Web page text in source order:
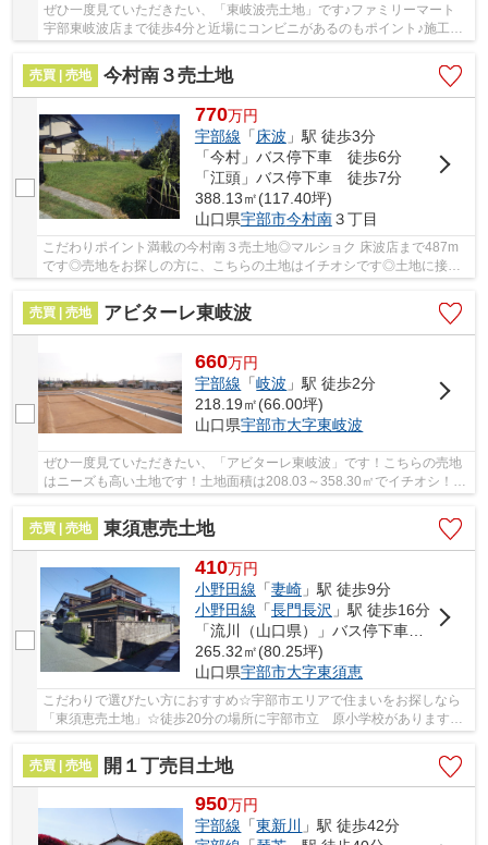
ぜひ一度見ていただきたい、「東岐波売土地」です♪ファミリーマート
宇部東岐波店まで徒歩4分と近場にコンビニがあるのもポイント♪施工業
売買 | 売地
今村南３売土地
770万円
宇部線 「 床波 」駅 徒歩3分
「今村」バス停下車 徒歩6分
「江頭」バス停下車 徒歩7分
388.13㎡(117.40坪)
山口県宇部市今村南３丁目
こだわりポイント満載の今村南３売土地◎マルショク 床波店まで487m
です◎売地をお探しの方に、こちらの土地はイチオシです◎土地に接す
売買 | 売地
アビターレ東岐波
660万円
宇部線 「岐波 」駅 徒歩2分
218.19㎡(66.00坪)
山口県宇部市大字東岐波
ぜひ一度見ていただきたい、「アビターレ東岐波」です！こちらの売地
はニーズも高い土地です！土地面積は208.03～358.30㎡でイチオシ！前
売買 | 売地
東須恵売土地
410万円
小野田線 「妻崎」駅 徒歩9分
小野田線 「長門長沢 」駅 徒歩16分
「流川（山口県）」バス停下車 徒歩2分
265.32㎡(80.25坪)
山口県宇部市大字東須恵
こだわりで選びたい方におすすめ☆宇部市エリアで住まいをお探しなら
「東須恵売土地」☆徒歩20分の場所に宇部市立 原小学校があります☆
快適な住環境の地区が多く、ニーズの高い宇部市エ...
売買 | 売地
開１丁売目土地
950万円
宇部線 「東新川
」駅 徒歩42分